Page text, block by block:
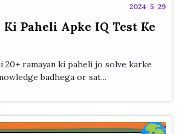
2024-5-29
Ki Paheli Apke IQ Test Ke
20+ ramayan ki paheli jo solve karke
badhega or sat...